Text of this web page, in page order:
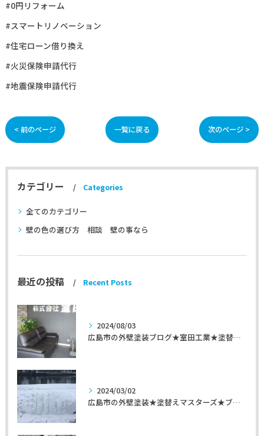
#0円リフォーム
#スマートリノベーション
#住宅ローン借り換え
#火災保険申請代行
#地震保険申請代行
< 前のページ 一覧に戻る 次のページ >
カテゴリー Categories
全てのカテゴリー
壁の色の選び方 相談 壁の事なら
最近の投稿 Recent Posts
2024/08/03
広島市の外壁塗装ブログ★室田工業★塗替えマスターズ★外壁リフォーム
2024/03/02
広島市の外壁塗装★塗替えマスターズ★ブログ「初めて家を手入れするのに」